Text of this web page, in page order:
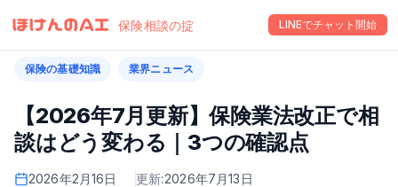
保険相談の掟 LINEでチャット開始
保険の基礎知識 業界ニュース
【2026年7月更新】保険業法改正で相
談はどう変わる｜3つの確認点
2026年2月16日 更新:2026年7月13日